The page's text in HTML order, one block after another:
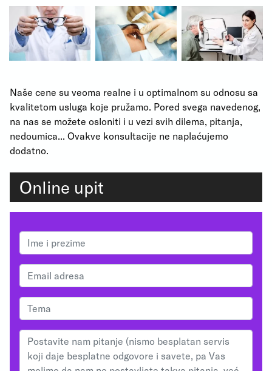
Naše cene su veoma realne i u optimalnom su odnosu sa
kvalitetom usluga koje pružamo. Pored svega navedenog,
na nas se možete osloniti i u vezi svih dilema, pitanja,
nedoumica... Ovakve konsultacije ne naplaćujemo
dodatno.
Online upit